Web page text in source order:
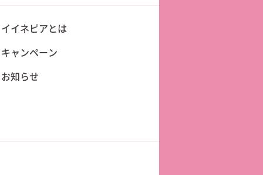
イイネピアとは
キャンペーン
お知らせ